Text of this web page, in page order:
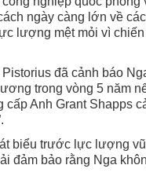
ngày càng lớn về
lượng mệt mỏi vì
đã cảnh báo
trong vòng 5 năm
Anh Grant Shapps
biểu trước lực lượng
đảm bảo rằng Nga